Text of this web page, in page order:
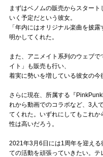
まずはベノムの販売からスター
いく予定だという彼女。
「年内にはオリジナル楽曲を披
明かしてくれた。
また、アニメイト系列のウェブ
イト」も販売も行い、
着実に勢いを増している彼女の今
さらに現在、所属する『
れから動画でのコラボなど、3人
てくれた。いずれにしてもこれ
性は高いだろう。
2021年3月6日には1周年を迎え
ての活動を頑張っていきたい。テ